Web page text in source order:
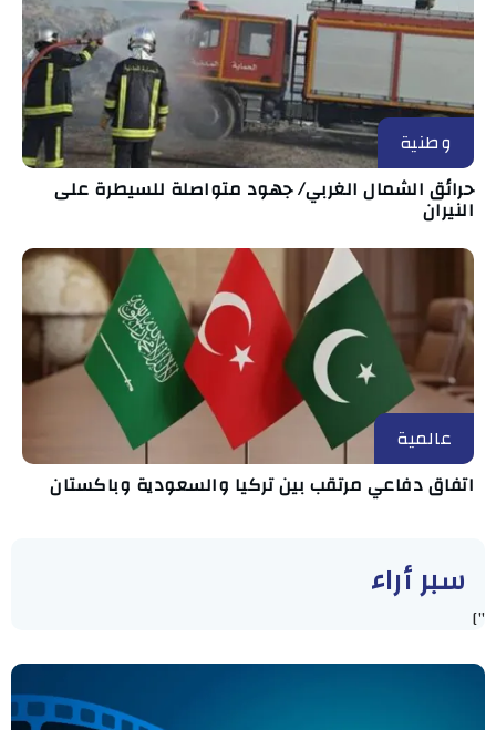
وطنية
حرائق الشمال الغربي/ جهود متواصلة للسيطرة على
النيران
عالمية
اتفاق دفاعي مرتقب بين تركيا والسعودية وباكستان
سبر أراء
"]